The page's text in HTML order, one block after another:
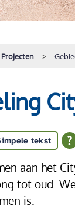
Projecten
tekst
aan het
tot oud.
is.